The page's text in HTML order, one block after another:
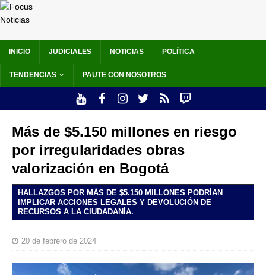
INICIO JUDICIALES NOTICIAS POLÍTICA
TENDENCIAS PAUTE CON NOSOTROS
Más de $5.150 millones en riesgo
por irregularidades obras
valorización en Bogotá
HALLAZGOS POR MÁS DE $5.150 MILLONES PODRÍAN
IMPLICAR ACCIONES LEGALES Y DEVOLUCIÓN DE
RECURSOS A LA CIUDADANÍA.
20 de febrero de 2024